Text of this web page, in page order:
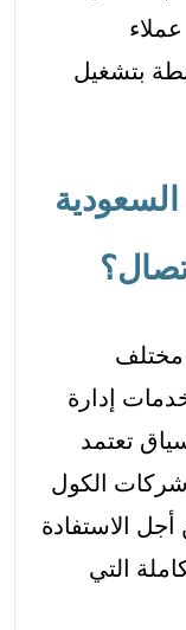
بتشغيل
مختلف
إدارة
تعتمد
الكول
الاستفادة
التي